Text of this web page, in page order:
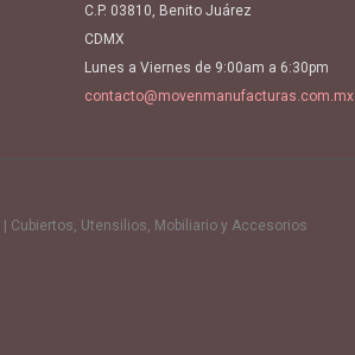
C.P. 03810, Benito Juárez
CDMX
Lunes a Viernes de 9:00am a 6:30pm
contacto@movenmanufacturas.com.mx
Cubiertos, Utensilios, Mobiliario y Accesorios